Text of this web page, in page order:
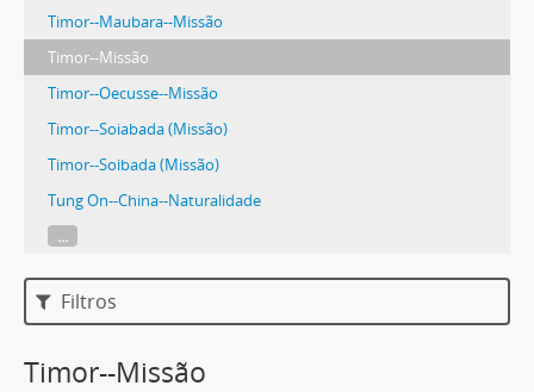
Timor--Maubara--Missão
Timor--Missão
Timor--Oecusse--Missão
Timor--Soiabada (Missão)
Timor--Soibada (Missão)
Tung On--China--Naturalidade
...
Filtros
Timor--Missão